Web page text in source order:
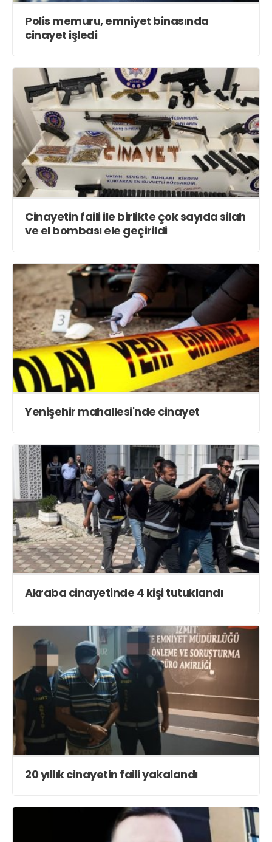
Polis memuru, emniyet binasında
cinayet işledi
Cinayetin faili ile birlikte çok sayıda silah
ve el bombası ele geçirildi
Yenişehir mahallesi'nde cinayet
Akraba cinayetinde 4 kişi tutuklandı
20 yıllık cinayetin faili yakalandı